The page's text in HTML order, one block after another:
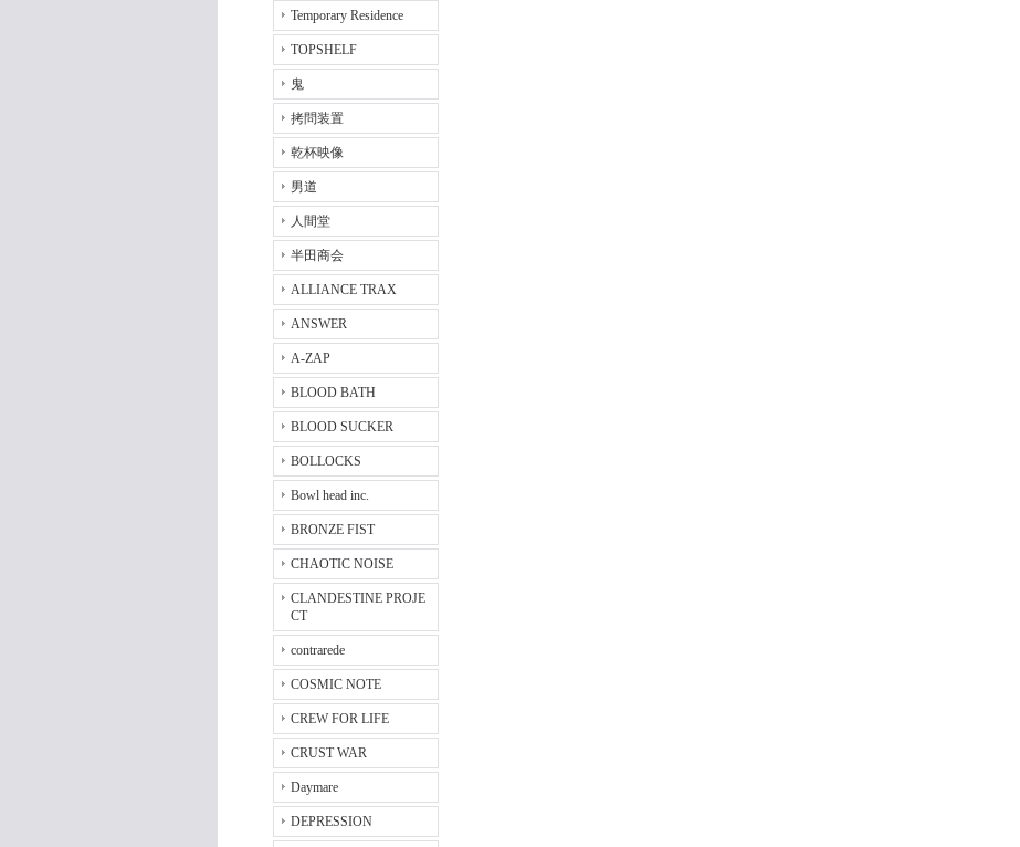
Temporary Residence
TOPSHELF
鬼
拷問装置
乾杯映像
男道
人間堂
半田商会
ALLIANCE TRAX
ANSWER
A-ZAP
BLOOD BATH
BLOOD SUCKER
BOLLOCKS
Bowl head inc.
BRONZE FIST
CHAOTIC NOISE
CLANDESTINE PROJE
CT
contrarede
COSMIC NOTE
CREW FOR LIFE
CRUST WAR
Daymare
DEPRESSION